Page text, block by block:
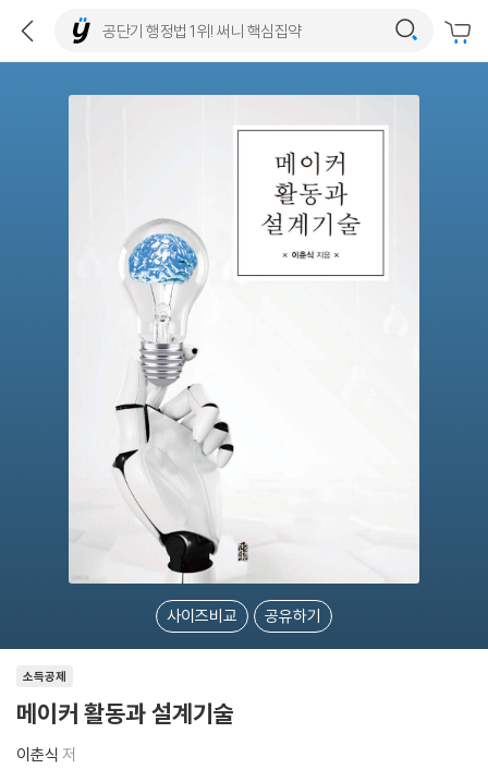
사이즈비교 공유하기
소득공제
메이커 활동과 설계기술
이춘식 저